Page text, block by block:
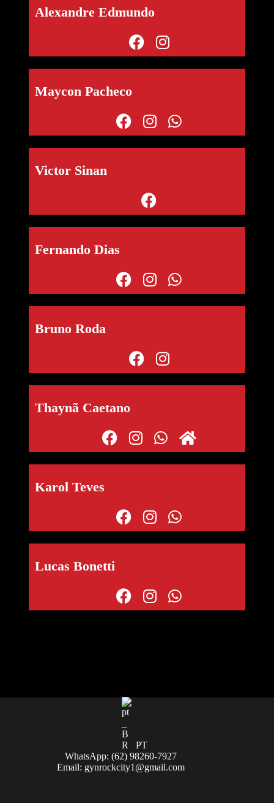
Alexandre Edmundo
Maycon Pacheco
Victor Sinan
Fernando Dias
Bruno Roda
Thaynã Caetano
Karol Teves
Lucas Bonetti
PT
WhatsApp: (62) 98260-7927
Email: gynrockcity1@gmail.com